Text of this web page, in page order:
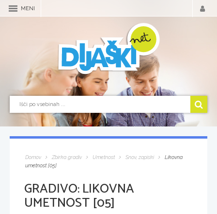
MENI
Domov Zbirka gradiv Umetnost Snov, zapiski
Likovna
umetnost [05]
GRADIVO:LIKOVNA
UMETNOST [05]